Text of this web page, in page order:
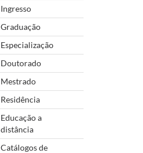
Ingresso
Graduação
Especialização
Doutorado
Mestrado
Residência
Educação a
distância
Catálogos de